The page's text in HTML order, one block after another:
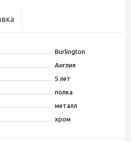
Burlington
Англия
5 лет
полка
металл
хром